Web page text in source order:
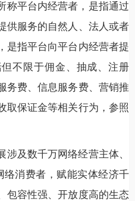
称平台内经营者，是指通过
供服务的自然人、法人或者
是指平台向平台内经营者提
不限于佣金、抽成、注册
务费、信息服务费、营销推
取保证金等相关行为，参照
涉及数千万网络经营主体、
消费者，赋能实体经济千
包容性强、开放度高的生态